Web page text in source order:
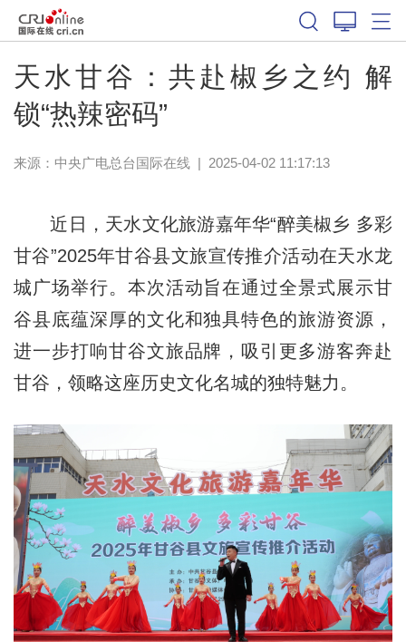
天水甘谷：共赴椒乡之约 解
锁“热辣密码”
来源：中央广电总台国际在线| 2025-04-02 11:17:13
近日，天水文化旅游嘉年华“醉美椒乡 多彩
甘谷”2025年甘谷县文旅宣传推介活动在天水龙
城广场举行。本次活动旨在通过全景式展示甘
谷县底蕴深厚的文化和独具特色的旅游资源，
进一步打响甘谷文旅品牌，吸引更多游客奔赴
甘谷，领略这座历史文化名城的独特魅力。